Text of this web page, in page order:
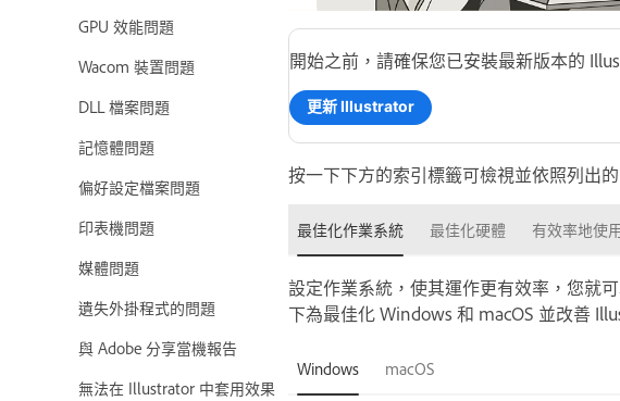
GPU 效能問題
Wacom 裝置問題
DLL 檔案問題
記憶體問題
偏好設定檔案問題
印表機問題
媒體問題
遺失外掛程式的問題
與 Adobe 分享當機報告
無法在 Illustrator 中套用效果
開始之前，請確保您已安裝最新版本的
更新 Illustrator
按一下下方的索引標籤可檢視並依照列出
最佳化作業系統 最佳化硬體 有效率地使
設定作業系統，使其運作更有效率，您就
下為最佳化 Windows 和 macOS 並改善
Windows macOS